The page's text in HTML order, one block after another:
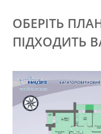
ОБЕРІТЬ
ПІДХОДИТЬ